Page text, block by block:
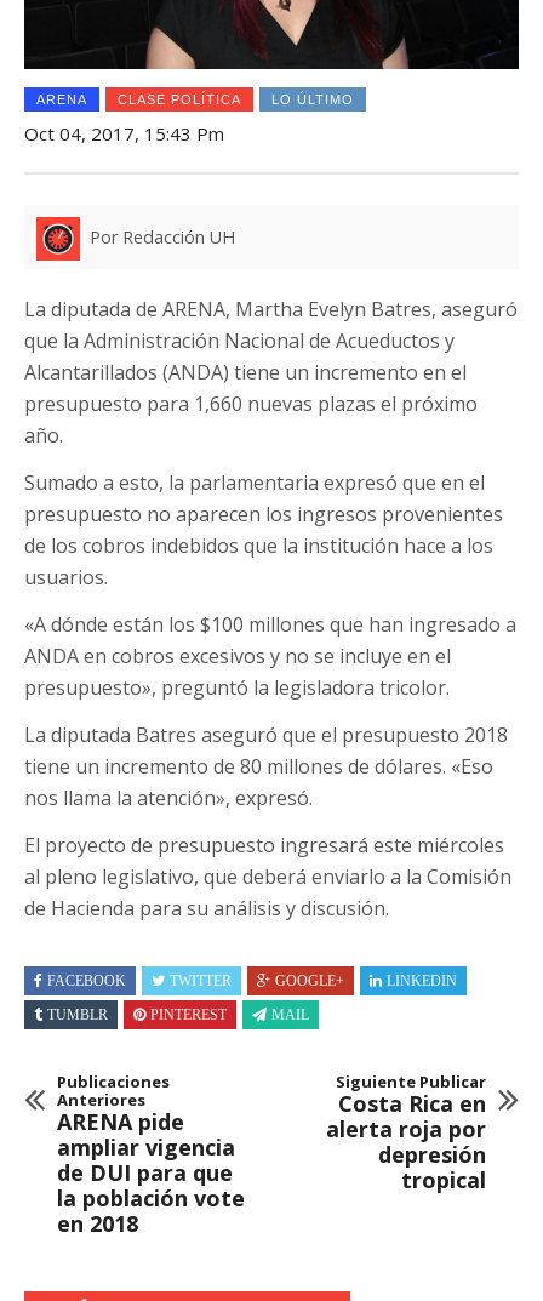
ARENA CLASE POLÍTICA LO ÚLTIMO
Oct 04, 2017, 15:43 Pm
Por Redacción UH
La diputada de ARENA, Martha Evelyn Batres, aseguró
que la Administración Nacional de Acueductos y
Alcantarillados (ANDA) tiene un incremento en el
presupuesto para 1,660 nuevas plazas el próximo
año.
Sumado a esto, la parlamentaria expresó que en el
presupuesto no aparecen los ingresos provenientes
de los cobros indebidos que la institución hace a los
usuarios.
«A dónde están los $100 millones que han ingresado a
ANDA en cobros excesivos y no se incluye en el
presupuesto», preguntó la legisladora tricolor.
La diputada Batres aseguró que el presupuesto 2018
tiene un incremento de 80 millones de dólares. «Eso
nos llama la atención», expresó.
El proyecto de presupuesto ingresará este miércoles
al pleno legislativo, que deberá enviarlo a la Comisión
de Hacienda para su análisis y discusión.
FACEBOOK TWITTER GOOGLE+
LINKEDIN
TUMBLR
PINTEREST MAIL
Publicaciones
Anteriores
ARENA pide
ampliar vigencia
de DUI para que
la población vote
en 2018
Siguiente Publicar
Costa Rica en
alerta roja por
depresión
tropical